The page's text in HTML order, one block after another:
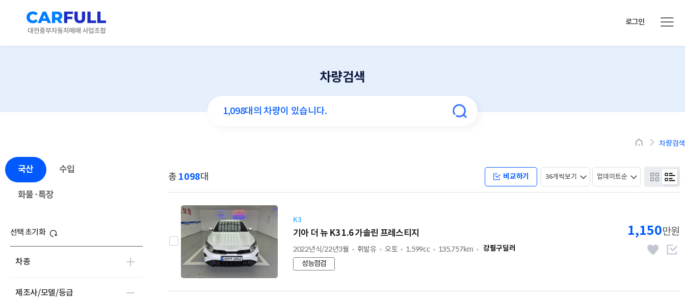
로그인
차량검색
차량검색
국산 수입
화물·특장
선택 초기화
차종
제조사/모델/등급
총 1098대 비교하기
K3
기아 더 뉴 K3 1.6 가솔린 프레스티지
2022년식/22년3월 휘발유 오토 1,599cc 135,757km
강필구딜러
성능점검
1,150만원